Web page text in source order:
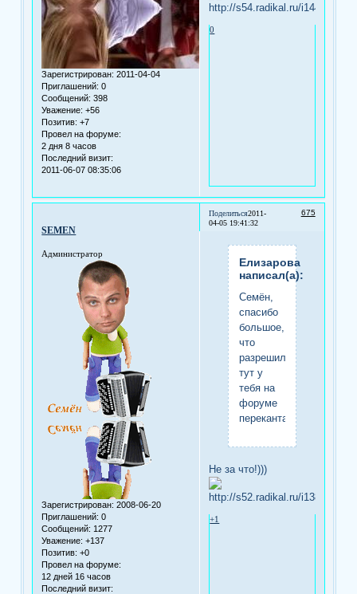
Зарегистрирован: 2011-04-04
Приглашений: 0
Сообщений: 398
Уважение: +56
Позитив: +7
Провел на форуме:
2 дня 8 часов
Последний визит:
2011-06-07 08:35:06
0
Поделиться 675
2011-
04-05 19:41:32
SEMEN
Администратор
Зарегистрирован: 2008-06-20
Приглашений: 0
Сообщений: 1277
Уважение: +137
Позитив: +0
Провел на форуме:
12 дней 16 часов
Последний визит:
Елизарова
написал(а):
Семён,
спасибо
большое,
что
разрешил
тут у
тебя на
форуме
перекантаваться!
Не за что!)))
+1